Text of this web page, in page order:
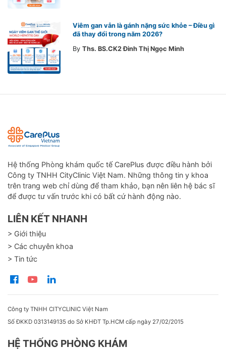
Viêm gan vẫn là gánh nặng sức khỏe – Điều gì
đã thay đổi trong năm 2026?
By Ths. BS.CK2 Đinh Thị Ngọc Minh
Hệ thống Phòng khám quốc tế CarePlus được điều hành bởi
Công ty TNHH CityClinic Việt Nam. Những thông tin y khoa
trên trang web chỉ dùng để tham khảo, bạn nên liên hệ bác sĩ
để được tư vấn trước khi có bất cứ hành động nào.
LIÊN KẾT NHANH
> Giới thiệu
> Các chuyên khoa
> Tin tức
Công ty TNHH CITYCLINIC Việt Nam
Số ĐKKD 0313149135 do Sở KHĐT Tp.HCM cấp ngày 27/02/2015
HỆ THỐNG PHÒNG KHÁM